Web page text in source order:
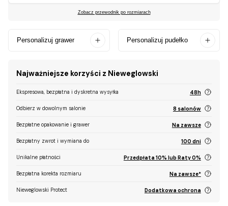
Zobacz przewodnik po rozmiarach
Personalizuj grawer Personalizuj pudełko
Najważniejsze korzyści z Nieweglowski
Ekspresowa, bezpłatna i dyskretna wysyłka 48h
Odbierz w dowolnym salonie 8 salonów
Bezpłatne opakowanie i grawer Na zawsze
Bezpłatny zwrot i wymiana do 100 dni
Unikalne płatności Przedpłata 10% lub Raty 0%
Bezpłatna korekta rozmiaru Na zawsze*
Nieweglowski Protect Dodatkowa ochrona